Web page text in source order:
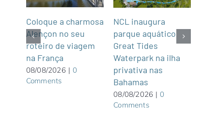
Coloque a charmosa
Alençon no seu
roteiro de viagem
na França
08/08/2026 | 0
Comments
NCL inaugura
parque aquático
Great Tides
Waterpark na ilha
privativa nas
Bahamas
08/08/2026 | 0
Comments